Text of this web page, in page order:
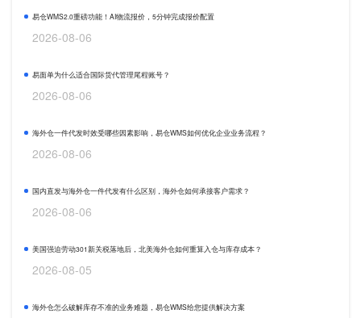
易仓WMS2.0重磅功能！AI物流报价，5分钟完成报价配置
2026-08-06
易面单为什么适合国际货代管理尾程账号？
2026-08-06
海外仓一件代发时效受哪些因素影响，易仓WMS如何优化企业业务流程？
2026-08-06
国内直发与海外仓一件代发有什么区别，海外仓如何承接客户需求？
2026-08-06
美国强迫劳动301新关税落地后，北美海外仓如何重算入仓与库存成本？
2026-08-05
海外仓怎么破解库存不准的业务难题，易仓WMS给您提供解决方案